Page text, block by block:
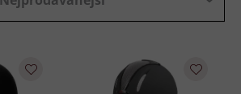
í
p
í